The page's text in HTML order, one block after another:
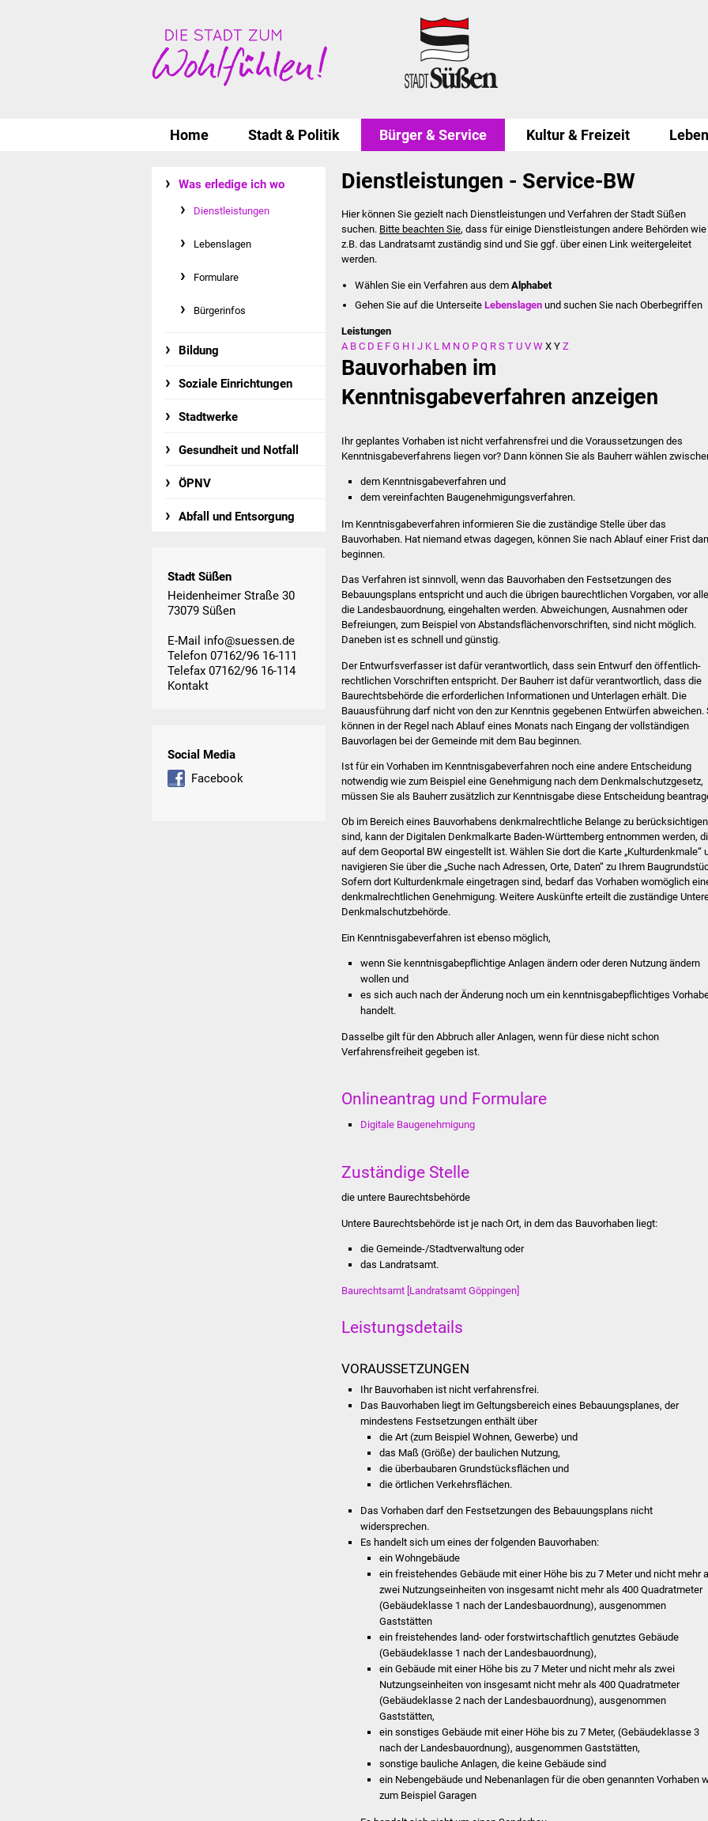
Home Stadt & Politik Bürger & Service Kultur & Freizeit
Was erledige ich wo
Dienstleistungen
Lebenslagen
Formulare
Bürgerinfos
Bildung
Soziale Einrichtungen
Stadtwerke
Gesundheit und Notfall
ÖPNV
Abfall und Entsorgung
Stadt Süßen
Heidenheimer Straße 30
73079 Süßen
E-Mail info@suessen.de
Telefon 07162/96 16-111
Telefax 07162/96 16-114
Kontakt
Social Media
Facebook
Dienstleistungen - Service-BW
Hier können Sie gezielt nach Dienstleistungen und Verfahren der Stadt Süßen
suchen. Bitte beachten Sie, dass für einige Dienstleistungen andere Behörden wie
z.B. das Landratsamt zuständig sind und Sie ggf. über einen Link weitergeleitet
werden.
Wählen Sie ein Verfahren aus dem Alphabet
Gehen Sie auf die UnterseiteLebenslagen und suchen Sie nach Oberbegriffen
Leistungen
A B C D E F G H I J K L M N O P Q R S T U V W X Y Z
Bauvorhaben im
Kenntnisgabeverfahren anzeigen
Ihr geplantes Vorhaben ist nicht verfahrensfrei und die Voraussetzungen des
Kenntnisgabeverfahrens liegen vor? Dann können Sie als Bauherr wählen
dem Kenntnisgabeverfahren und
dem vereinfachten Baugenehmigungsverfahren.
Im Kenntnisgabeverfahren informieren Sie die zuständige Stelle über das
Bauvorhaben. Hat niemand etwas dagegen, können Sie nach Ablauf einer Frist
beginnen.
Das Verfahren ist sinnvoll, wenn das Bauvorhaben den Festsetzungen des
Bebauungsplans entspricht und auch die übrigen baurechtlichen Vorgaben, vor
die Landesbauordnung, eingehalten werden. Abweichungen, Ausnahmen oder
Befreiungen, zum Beispiel von Abstandsflächenvorschriften, sind nicht möglich.
Daneben ist es schnell und günstig.
Der Entwurfsverfasser ist dafür verantwortlich, dass sein Entwurf den öffentlich-
rechtlichen Vorschriften entspricht. Der Bauherr ist dafür verantwortlich, dass die
Baurechtsbehörde die erforderlichen Informationen und Unterlagen erhält. Die
Bauausführung darf nicht von den zur Kenntnis gegebenen Entwürfen abweichen.
können in der Regel nach Ablauf eines Monats nach Eingang der vollständigen
Bauvorlagen bei der Gemeinde mit dem Bau beginnen.
Ist für ein Vorhaben im Kenntnisgabeverfahren noch eine andere Entscheidung
notwendig wie zum Beispiel eine Genehmigung nach dem Denkmalschutzgesetz,
müssen Sie als Bauherr zusätzlich zur Kenntnisgabe diese Entscheidung
Ob im Bereich eines Bauvorhabens denkmalrechtliche Belange zu berücksichtigen
sind, kann der Digitalen Denkmalkarte Baden-Württemberg entnommen werden,
auf dem Geoportal BW eingestellt ist. Wählen Sie dort die Karte „Kulturdenkmale“
navigieren Sie über die „Suche nach Adressen, Orte, Daten“ zu Ihrem
Sofern dort Kulturdenkmale eingetragen sind, bedarf das Vorhaben womöglich
denkmalrechtlichen Genehmigung. Weitere Auskünfte erteilt die zuständige
Denkmalschutzbehörde.
Ein Kenntnisgabeverfahren ist ebenso möglich,
wenn Sie kenntnisgabepflichtige Anlagen ändern oder deren Nutzung ändern
wollen und
es sich auch nach der Änderung noch um ein kenntnisgabepflichtiges
handelt.
Dasselbe gilt für den Abbruch aller Anlagen, wenn für diese nicht schon
Verfahrensfreiheit gegeben ist.
Onlineantrag und Formulare
Digitale Baugenehmigung
Zuständige Stelle
die untere Baurechtsbehörde
Untere Baurechtsbehörde ist je nach Ort, in dem das Bauvorhaben liegt:
die Gemeinde-/Stadtverwaltung oder
das Landratsamt.
Baurechtsamt [Landratsamt Göppingen]
Leistungsdetails
VORAUSSETZUNGEN
Ihr Bauvorhaben ist nicht verfahrensfrei.
Das Bauvorhaben liegt im Geltungsbereich eines Bebauungsplanes, der
mindestens Festsetzungen enthält über
die Art (zum Beispiel Wohnen, Gewerbe) und
das Maß (Größe) der baulichen Nutzung,
die überbaubaren Grundstücksflächen und
die örtlichen Verkehrsflächen.
Das Vorhaben darf den Festsetzungen des Bebauungsplans nicht
widersprechen.
Es handelt sich um eines der folgenden Bauvorhaben:
ein Wohngebäude
ein freistehendes Gebäude mit einer Höhe bis zu 7 Meter und nicht mehr
zwei Nutzungseinheiten von insgesamt nicht mehr als 400Quadratmeter
(Gebäudeklasse 1 nach der Landesbauordnung), ausgenommen
Gaststätten
ein freistehendes land- oder forstwirtschaftlich genutztes Gebäude
(Gebäudeklasse 1 nach der Landesbauordnung),
ein Gebäude mit einer Höhe bis zu 7 Meter und nicht mehr als zwei
Nutzungseinheiten von insgesamt nicht mehr als 400Quadratmeter
(Gebäudeklasse 2 nach der Landesbauordnung), ausgenommen
Gaststätten,
ein sonstiges Gebäude mit einer Höhe bis zu 7 Meter, (Gebäudeklasse 3
nach der Landesbauordnung), ausgenommen Gaststätten,
sonstige bauliche Anlagen, die keine Gebäude sind
ein Nebengebäude und Nebenanlagen für die oben genannten Vorhaben
zum Beispiel Garagen